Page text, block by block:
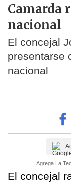
Camarda
nacional
El concejal
presentarse
nacional
Agrega La
El concejal